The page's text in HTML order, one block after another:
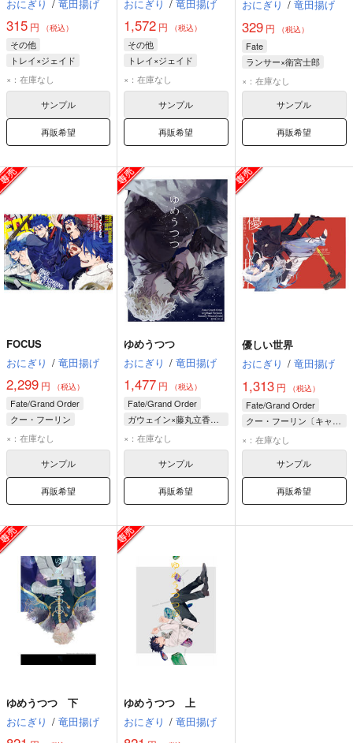
おにぎり / 竜田揚げ
315 円 （税込）
その他
トレイ×ジェイド
ジェイド・リーチ
トレイ・クローバー
×：在庫なし
サンプル
再販希望
おにぎり / 竜田揚げ
1,572 円 （税込）
その他
トレイ×ジェイド
トレイ・クローバー
ジェイド・リーチ
×：在庫なし
サンプル
再販希望
おにぎり / 竜田揚げ
329円 （税込）
Fate
ランサー×衛宮士郎
ランサー
×：在庫なし
サンプル
再販希望
FOCUS
おにぎり / 竜田揚げ
2,299 円 （税込）
Fate/Grand Order
クー・フーリン
クー・フーリン〔キャスター〕
×：在庫なし
サンプル
再販希望
ゆめうつつ
おにぎり / 竜田揚げ
1,477 円 （税込）
Fate/Grand Order
ガウェイン×藤丸立香（ぐだ男）
ガウェイン
藤丸立香（ぐだ男）
×：在庫なし
サンプル
再販希望
優しい世界
おにぎり / 竜田揚げ
1,313円 （税込）
Fate/Grand Order
クー・フーリン〔キャスター〕×藤丸立香（ぐだ男）
藤丸立香（ぐだ男）
×：在庫なし
サンプル
再販希望
ゆめうつつ 下
おにぎり / 竜田揚げ
ゆめうつつ 上
おにぎり / 竜田揚げ